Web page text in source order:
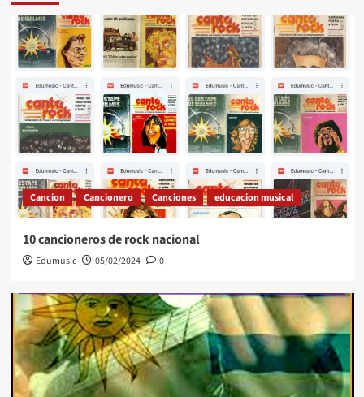
Cancion Cancionero Canciones educacion musical
10 cancioneros de rock nacional
Edumusic 05/02/2024 0